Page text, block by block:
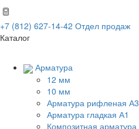
+7 (812) 627-14-42 Отдел продаж
Каталог
Арматура
12 мм
10 мм
Арматура рифленая А3
Арматура гладкая А1
Композитная арматура